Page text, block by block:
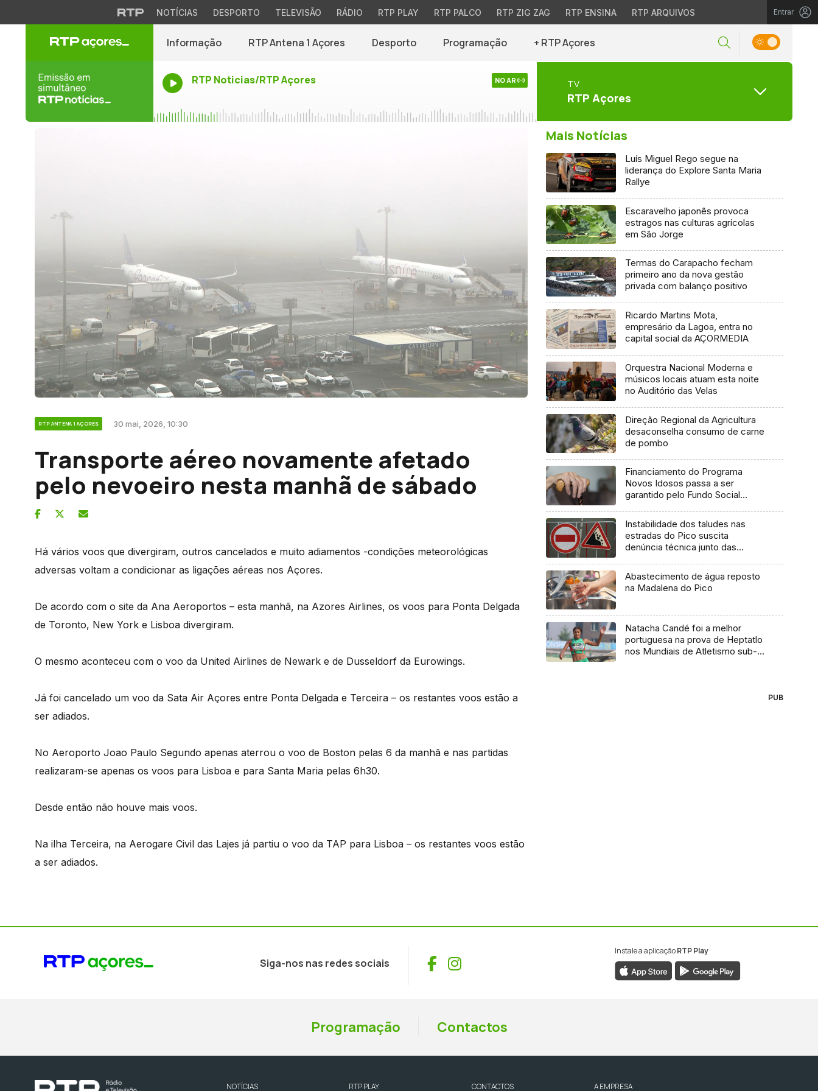
NOTÍCIAS DESPORTO TELEVISÃO RÁDIO RTP PLAY RTP PALCO RTP ZIG ZAG RTP ENSINA RTP ARQUIVOS Entrar
Informação RTP Antena 1 Açores Desporto Programação + RTP Açores
RTP Noticias/RTP Açores NO AR TV
RTP Açores
RTP ANTENA 1 AÇORES 30 mai, 2026, 10:30
Transporte aéreo novamente afetado
pelo nevoeiro nesta manhã de sábado
Há vários voos que divergiram, outros cancelados e muito adiamentos -condições meteorológicas
adversas voltam a condicionar as ligações aéreas nos Açores.
De acordo com o site da Ana Aeroportos – esta manhã, na Azores Airlines, os voos para Ponta Delgada
de Toronto, New York e Lisboa divergiram.
O mesmo aconteceu com o voo da United Airlines de Newark e de Dusseldorf da Eurowings.
Já foi cancelado um voo da Sata Air Açores entre Ponta Delgada e Terceira – os restantes voos estão a
ser adiados.
No Aeroporto Joao Paulo Segundo apenas aterrou o voo de Boston pelas 6 da manhã e nas partidas
realizaram-se apenas os voos para Lisboa e para Santa Maria pelas 6h30.
Desde então não houve mais voos.
Na ilha Terceira, na Aerogare Civil das Lajes já partiu o voo da TAP para Lisboa – os restantes voos estão
a ser adiados.
Mais Notícias
Luís Miguel Rego segue na
liderança do Explore Santa Maria
Rallye
Escaravelho japonês provoca
estragos nas culturas agrícolas
em São Jorge
Termas do Carapacho fecham
primeiro ano da nova gestão
privada com balanço positivo
Ricardo Martins Mota,
empresário da Lagoa, entra no
capital social da AÇORMEDIA
Orquestra Nacional Moderna e
músicos locais atuam esta noite
no Auditório das Velas
Direção Regional da Agricultura
desaconselha consumo de carne
de pombo
Financiamento do Programa
Novos Idosos passa a ser
garantido pelo Fundo Social
Instabilidade dos taludes nas
estradas do Pico suscita
denúncia técnica junto das
Abastecimento de água reposto
na Madalena do Pico
Natacha Candé foi a melhor
portuguesa na prova de Heptatlo
nos Mundiais de Atletismo sub-
PUB
Siga-nos nas redes sociais Facebook
Instagram
Instale a aplicaçãoRTP Play
Programação Contactos
NOTÍCIAS RTP PLAY CONTACTOS A EMPRESA